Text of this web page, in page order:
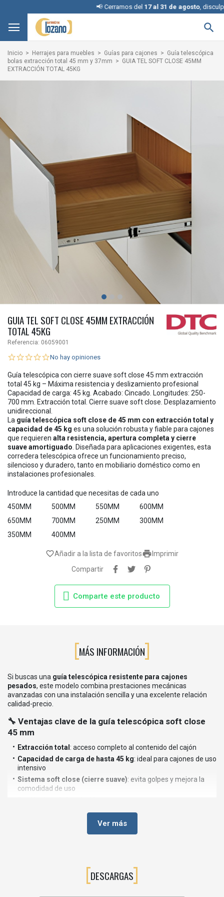
📢 Cerramos del 17 al 31 de agosto, disculpe

Inicio Herrajes para muebles Guías para cajones
Guía telescópica
bolas extracción total 45 mm y 37mm
GUIA TEL SOFT CLOSE 45MM
EXTRACCIÓN TOTAL 45KG
GUIA TEL SOFT CLOSE 45MM EXTRACCIÓN
TOTAL 45KG
Referencia: 06059001
No hay opiniones
Guía telescópica con cierre suave soft close 45 mm extracción
total 45 kg – Máxima resistencia y deslizamiento profesional
Capacidad de carga: 45 kg. Acabado: Cincado. Longitudes: 250-
700 mm. Extracción total. Cierre suave soft close. Desplazamiento
unidireccional.
La guía telescópica soft close de 45 mm con extracción total y
capacidad de 45 kg es una solución robusta y fiable para cajones
que requieren alta resistencia, apertura completa y cierre
suave amortiguado . Diseñada para aplicaciones exigentes, esta
corredera telescópica ofrece un funcionamiento preciso,
silencioso y duradero, tanto en mobiliario doméstico como en
instalaciones profesionales.
Introduce la cantidad que necesitas de cada uno
450MM
500MM 550MM
600MM
650MM
700MM 250MM
300MM
350MM
400MM
 Imprimir
favorite_borderAñadir a la lista de favoritos
Compartir
Comparte este producto
MÁS INFORMACIÓN
Si buscas una guía telescópica resistente para cajones
pesados, este modelo combina prestaciones mecánicas
avanzadas con una instalación sencilla y una excelente relación
calidad-precio.
🔧 Ventajas clave de la guía telescópica soft close
45 mm
Extracción total : acceso completo al contenido del cajón
Capacidad de carga de hasta 45 kg: ideal para cajones de uso
intensivo
Sistema soft close (cierre suave): evita golpes y mejora la
comodidad de uso
Deslizamiento suave y silencioso
Alta durabilidad mecánicapara aperturas y cierres
🪚 Aplicaciones recomendadas
Esta guía telescópica está especialmente indicada para:
Ver más
DESCARGAS